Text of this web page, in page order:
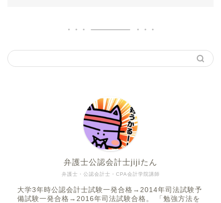
弁護士・公認会計士・CPA会計学院講師
弁護士公認会計士jijiたん
大学3年時公認会計士試験一発合格→2014年司法試験予
備試験一発合格→2016年司法試験合格。 「勉強方法を